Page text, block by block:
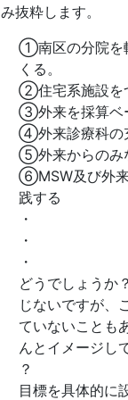
み抜粋します。
①南区の分院を
くる。
②住宅系施設を
③外来を採算ベ
④外来診療科の
⑤外来からのみ
⑥MSW及び外来
践する
・
・
・
どうでしょうか
じないですが、
ていないことも
んとイメージし
？
目標を具体的に